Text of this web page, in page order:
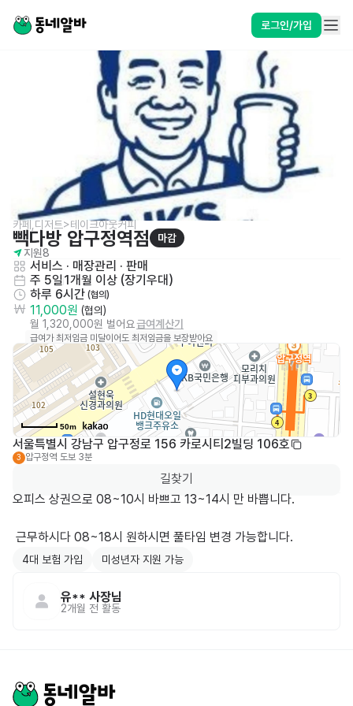
로그인/가입
카페,디저트>테이크아웃커피
빽다방 압구정역점
마감
지원8
서비스 · 매장관리 · 판매
주 5일1개월 이상 (장기우대)
하루 6시간 (협의)
11,000원 (협의)
월 1,320,000원 벌어요급여계산기
급여가 최저임금 미달이어도 최저임금을 보장받아요
50m
서울특별시 강남구 압구정로 156 카로시티2빌딩 106호
3 압구정역 도보 3분
길찾기
오피스 상권으로 08~10시 바쁘고 13~14시 만 바쁩니다.
근무하시다 08~18시 원하시면 풀타임 변경 가능합니다.
4대 보험 가입 미성년자 지원 가능
유** 사장님
2개월 전 활동